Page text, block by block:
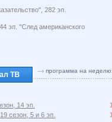
282 эп.
эп. "След американского
ТВ программа на неделю:
14 эп.
сезон, 5 и 6 эп.